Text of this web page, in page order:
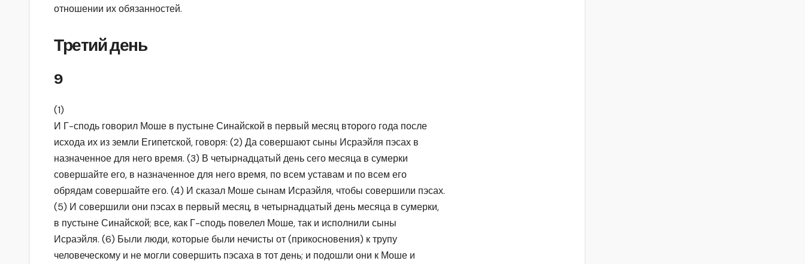
отношении их обязанностей.
Третий день
9
(1)
И Г-сподь говорил Моше в пустыне Синайской в первый месяц второго года после
исхода их из земли Египетской, говоря: (2) Да совершают сыны Исраэйля пэсах в
назначенное для него время. (3) В четырнадцатый день сего месяца в сумерки
совершайте его, в назначенное для него время, по всем уставам и по всем его
обрядам совершайте его. (4) И сказал Моше сынам Исраэйля, чтобы совершили пэсах.
(5) И совершили они пэсах в первый месяц, в четырнадцатый день месяца в сумерки,
в пустыне Синайской; все, как Г-сподь повелел Моше, так и исполнили сыны
Исраэйля. (6) Были люди, которые были нечисты от (прикосновения) к трупу
человеческому и не могли совершить пэсаха в тот день; и подошли они к Моше и